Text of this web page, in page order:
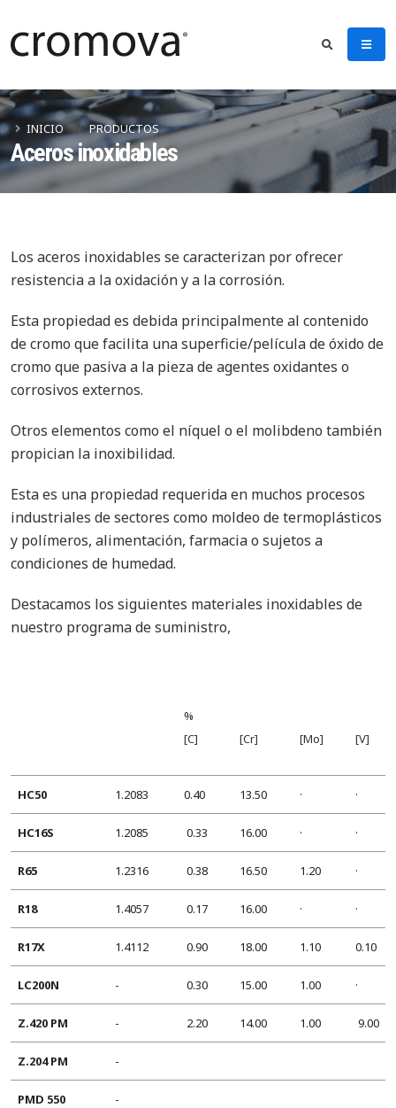
Aceros inoxidables
INICIO PRODUCTOS
Los aceros inoxidables se caracterizan por ofrecer
resistencia a la oxidación y a la corrosión.
Esta propiedad es debida principalmente al contenido
de cromo que facilita una superficie/película de óxido de
cromo que pasiva a la pieza de agentes oxidantes o
corrosivos externos.
Otros elementos como el níquel o el molibdeno también
propician la inoxibilidad.
Esta es una propiedad requerida en muchos procesos
industriales de sectores como moldeo de termoplásticos
y polímeros, alimentación, farmacia o sujetos a
condiciones de humedad.
Destacamos los siguientes materiales inoxidables de
nuestro programa de suministro,
%
[C]
[Cr] [Mo] [V]
HC50 1.2083 0.40 13.50 · ·
HC16S 1.2085 0.33 16.00 · ·
R65 1.2316 0.38 16.50 1.20 ·
R18 1.4057 0.17 16.00 · ·
R17X 1.4112 0.90 18.00 1.10 0.10
LC200N - 0.30 15.00 1.00 ·
Z.420 PM - 2.20 14.00 1.00 9.00
Z.204 PM -
PMD 550 -